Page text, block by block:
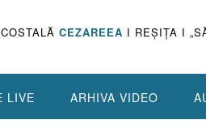
CEZAREEA I REŞIŢA I
LIVE ARHIVA VIDEO